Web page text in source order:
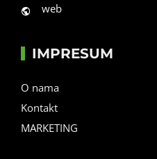
web
IMPRESUM
O nama
Kontakt
MARKETING